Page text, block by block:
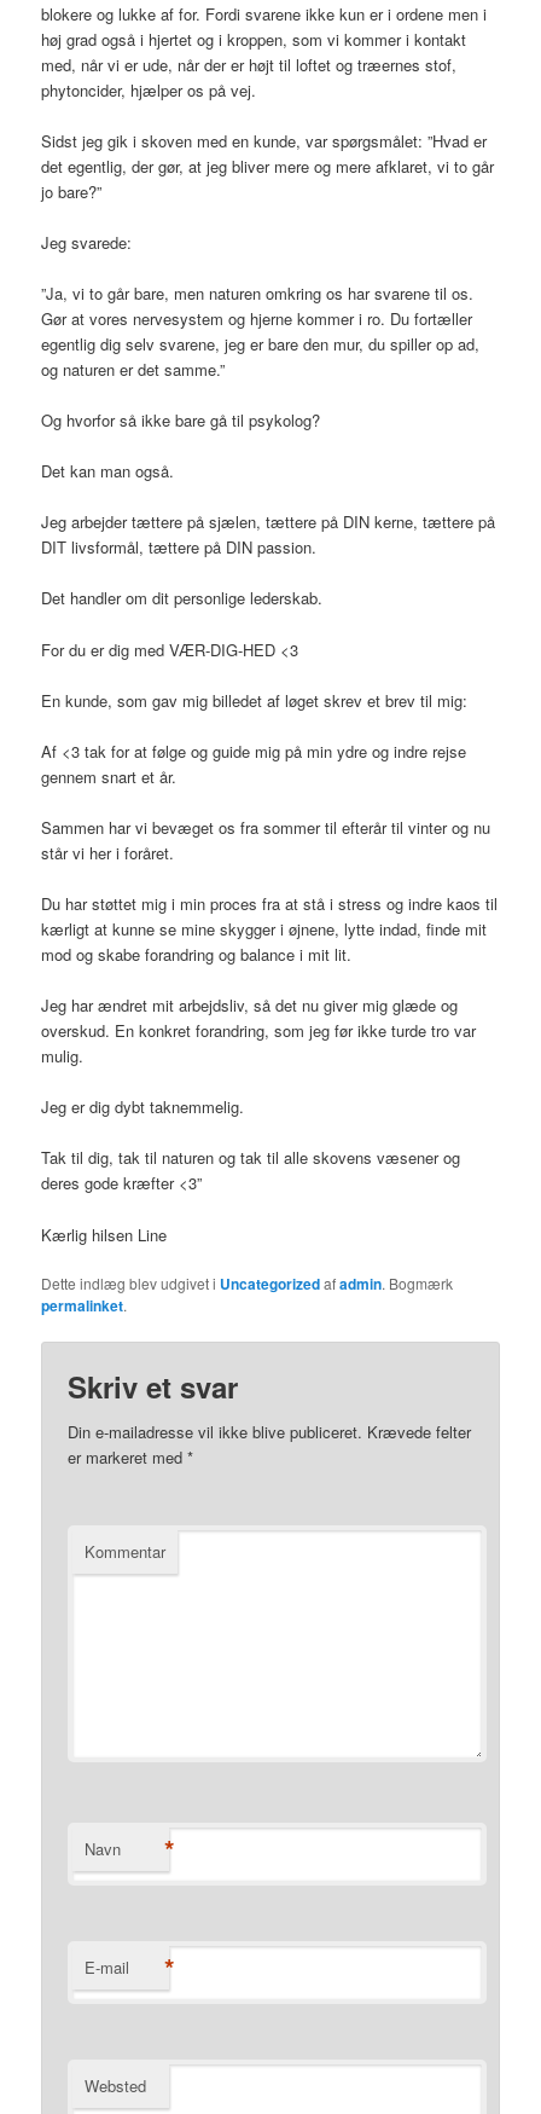
blokere og lukke af for. Fordi svarene ikke kun er i ordene men i
høj grad også i hjertet og i kroppen, som vi kommer i kontakt
med, når vi er ude, når der er højt til loftet og træernes stof,
phytoncider, hjælper os på vej.
Sidst jeg gik i skoven med en kunde, var spørgsmålet: ”Hvad er
det egentlig, der gør, at jeg bliver mere og mere afklaret, vi to går
jo bare?”
Jeg svarede:
”Ja, vi to går bare, men naturen omkring os har svarene til os.
Gør at vores nervesystem og hjerne kommer i ro. Du fortæller
egentlig dig selv svarene, jeg er bare den mur, du spiller op ad,
og naturen er det samme.”
Og hvorfor så ikke bare gå til psykolog?
Det kan man også.
Jeg arbejder tættere på sjælen, tættere på DIN kerne, tættere på
DIT livsformål, tættere på DIN passion.
Det handler om dit personlige lederskab.
For du er dig med VÆR-DIG-HED <3
En kunde, som gav mig billedet af løget skrev et brev til mig:
Af <3 tak for at følge og guide mig på min ydre og indre rejse
gennem snart et år.
Sammen har vi bevæget os fra sommer til efterår til vinter og nu
står vi her i foråret.
Du har støttet mig i min proces fra at stå i stress og indre kaos til
kærligt at kunne se mine skygger i øjnene, lytte indad, finde mit
mod og skabe forandring og balance i mit lit.
Jeg har ændret mit arbejdsliv, så det nu giver mig glæde og
overskud. En konkret forandring, som jeg før ikke turde tro var
mulig.
Jeg er dig dybt taknemmelig.
Tak til dig, tak til naturen og tak til alle skovens væsener og
deres gode kræfter <3”
Kærlig hilsen Line
Dette indlæg blev udgivet i Uncategorizedafadmin. Bogmærk
permalinket.
Skriv et svar
Din e-mailadresse vil ikke blive publiceret. Krævede felter
er markeret med*
Kommentar
Navn *
E-mail *
Websted